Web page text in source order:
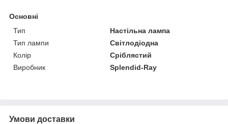
Основні
Тип
Настільна лампа
Тип лампи
Світлодіодна
Колір
Сріблястий
Виробник
Splendid-Ray
Умови доставки